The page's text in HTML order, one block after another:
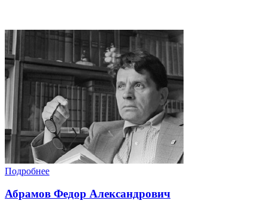
Подробнее
Абрамов Федор Александрович